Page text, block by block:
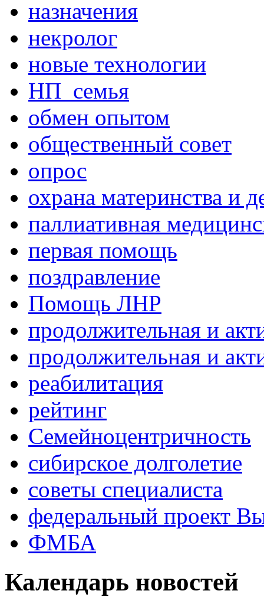
назначения
некролог
новые технологии
НП_семья
обмен опытом
общественный совет
опрос
охрана материнства и
паллиативная
первая помощь
поздравление
Помощь ЛНР
продолжительная и
продолжительная и
реабилитация
рейтинг
Семейноцентричность
сибирское долголетие
советы специалиста
федеральный проект
ФМБА
Календарь новостей